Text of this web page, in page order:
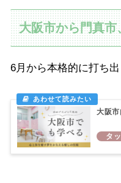
大阪市から門真市
6月から本格的に打ち
大阪市